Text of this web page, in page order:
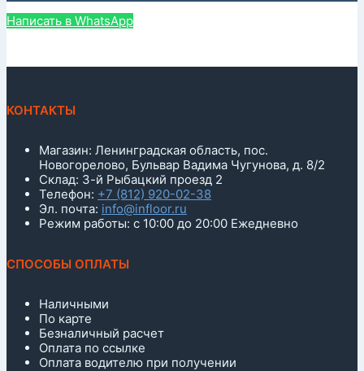
Написать в WhatsApp
КОНТАКТЫ
Магазин: Ленинградская область, пос.
Новогорелово, Бульвар Вадима Чугунова, д. 8/2
Склад: 3-й Рыбацкий проезд 2
Телефон: +7 (812) 920-02-38
Эл. почта: info@infloor.ru
Режим работы: с 10:00 до 20:00 Ежедневно
СПОСОБЫ ОПЛАТЫ
Наличными
По карте
Безналичный расчет
Оплата по ссылке
Оплата водителю при получении